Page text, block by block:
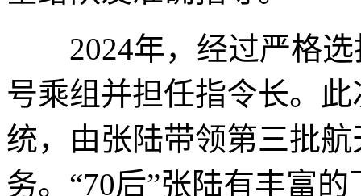
2024年，经过严格选
号乘组并担任指令长。
统，由张陆带领第三批
务。“70后”张陆有丰富